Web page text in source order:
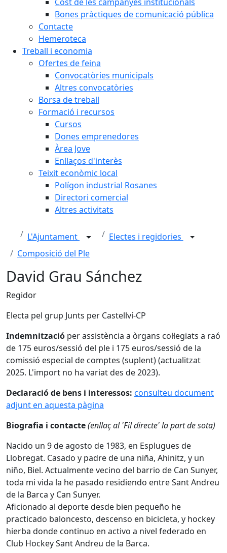
Bones pràctiques de comunicació pública
Contacte
Hemeroteca
Treball i economia
Ofertes de feina
Convocatòries municipals
Altres convocatòries
Borsa de treball
Formació i recursos
Cursos
Dones emprenedores
Àrea Jove
Enllaços d'interès
Teixit econòmic local
Polígon industrial Rosanes
Directori comercial
Altres activitats
L'Ajuntament
Electes i regidories
Composició del Ple
David Grau Sánchez
Regidor
Electa pel grup Junts per Castellví-CP
Indemnització per assistència a òrgans col·legiats a raó
de 175 euros/sessió del ple i 175 euros/sessió de la
comissió especial de comptes (suplent) (actualitzat
2025. L'import no ha variat des de 2023).
Declaració de bens i interessos: consulteu document
adjunt en aquesta pàgina
Biografia i contacte(enllaç al 'Fil directe' la part de sota)
Nacido un 9 de agosto de 1983, en Esplugues de
Llobregat. Casado y padre de una niña, Ahinitz, y un
niño, Biel. Actualmente vecino del barrio de Can Sunyer,
toda mi vida la he pasado residiendo entre Sant Andreu
de la Barca y Can Sunyer.
Aficionado al deporte desde bien pequeño he
practicado baloncesto, descenso en bicicleta, y hockey
hierba donde continuo en activo a nivel federado en
Club Hockey Sant Andreu de la Barca.